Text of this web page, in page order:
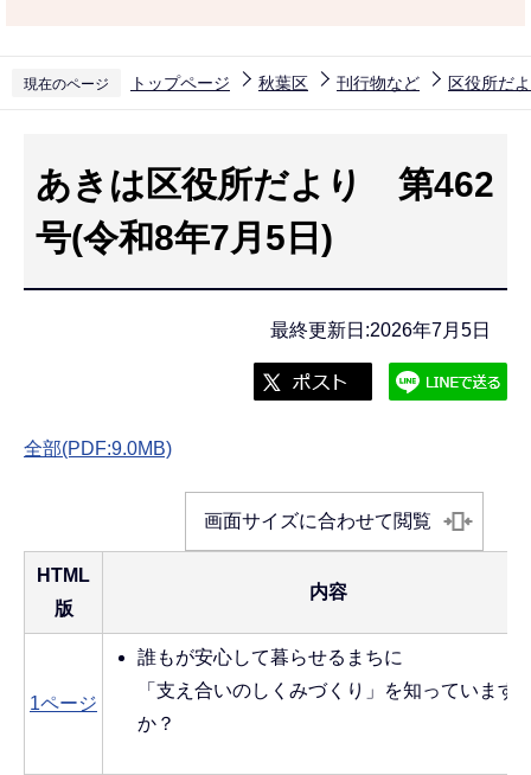
現在のページ トップページ 秋葉区 刊行物など 区役所だ
あきは区役所だより 第462
号(令和8年7月5日)
最終更新日:2026年7月5日
全部(PDF:9.0MB)
画面サイズに合わせて閲覧
HTML
版
内容
1ページ
誰もが安心して暮らせるまちに
「支え合いのしくみづくり」を知っています
か？